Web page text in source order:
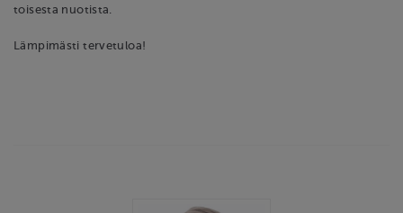
toisesta nuotista.
Lämpimästi tervetuloa!